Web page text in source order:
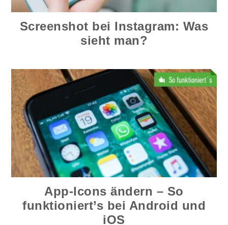
Screenshot bei Instagram: Was
App-Icons ändern – So
funktioniert’s bei Android und